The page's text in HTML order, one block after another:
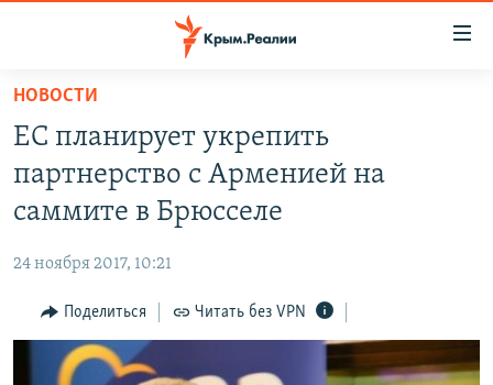
Вернуться
основному
содержанию
Вернутся
главной
навигации
Вернутся
поиску
СПЕЦПРОЕКТЫ
11 ЛЕТ ОККУПАЦИИ КРЫМА. 11 ИСТОРИЙ СОПРОТИВЛЕНИЯ
ВОДА
ЕЩЕ
ИНТЕРАКТИВ
ИНФОГРАФИКА
РАДІО СВОБОДА
КАК ОБОЙТИ БЛОКИРОВКУ
НОВОСТИ
ЕС планирует укрепить
партнерство с Арменией на
саммите в Брюсселе
24 ноября 2017, 10:21
Поделиться Читать без VPN